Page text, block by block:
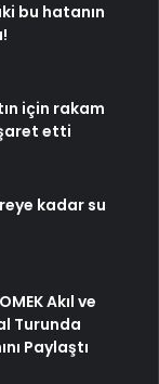
bu hatanın
için rakam
etti
kadar su
Akıl ve
Turunda
Paylaştı